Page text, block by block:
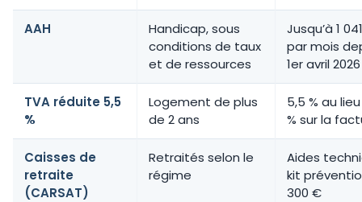
AAH
Handicap, sous
conditions de taux
et de ressources
Jusqu’à 1
par mois
1er avril 2026
TVA réduite 5,5
%
Logement de plus
de 2 ans
5,5 % au
% sur la
Caisses de
retraite
(CARSAT)
Retraités selon le
régime
Aides
kit
300 €